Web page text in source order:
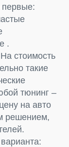
.
стоимость
такие
тюнинг –
на авто
решением,